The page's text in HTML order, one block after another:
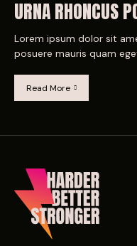
URNA RHONCUS
Lorem ipsum dolor sit
posuere mauris quam
Read More